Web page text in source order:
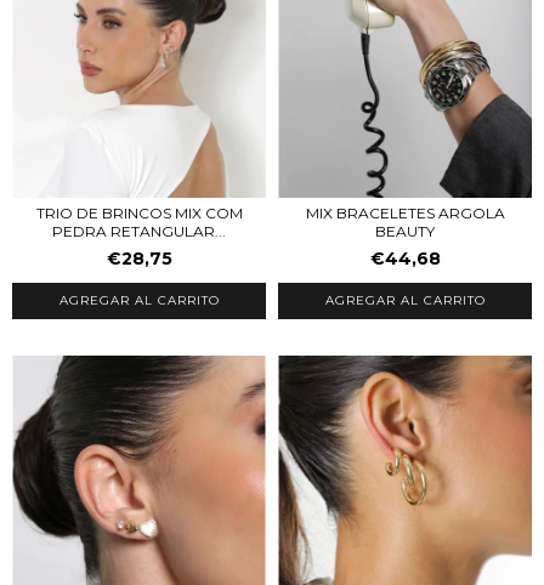
TRIO DE BRINCOS MIX COM
PEDRA RETANGULAR...
€28,75
AGREGAR AL CARRITO
MIX BRACELETES ARGOLA
BEAUTY
€44,68
AGREGAR AL CARRITO